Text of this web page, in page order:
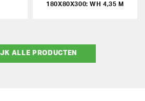
180X80X300: WH 4,35 M
ALLE PRODUCTEN